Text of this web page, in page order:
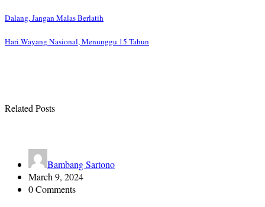
Dalang, Jangan Malas Berlatih
Hari Wayang Nasional, Menunggu 15 Tahun
Related Posts
Bambang Sartono
March 9, 2024
0 Comments